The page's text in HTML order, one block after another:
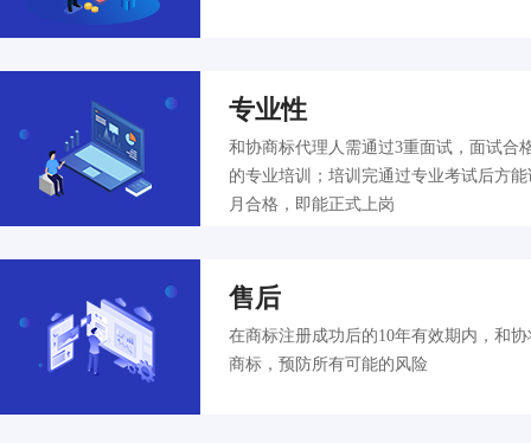
专业性
和协商标代理人需通过3重面试，面试合
的专业培训；培训完通过专业考试后方
月合格，即能正式上岗
售后
在商标注册成功后的10年有效期内，和
商标，预防所有可能的风险